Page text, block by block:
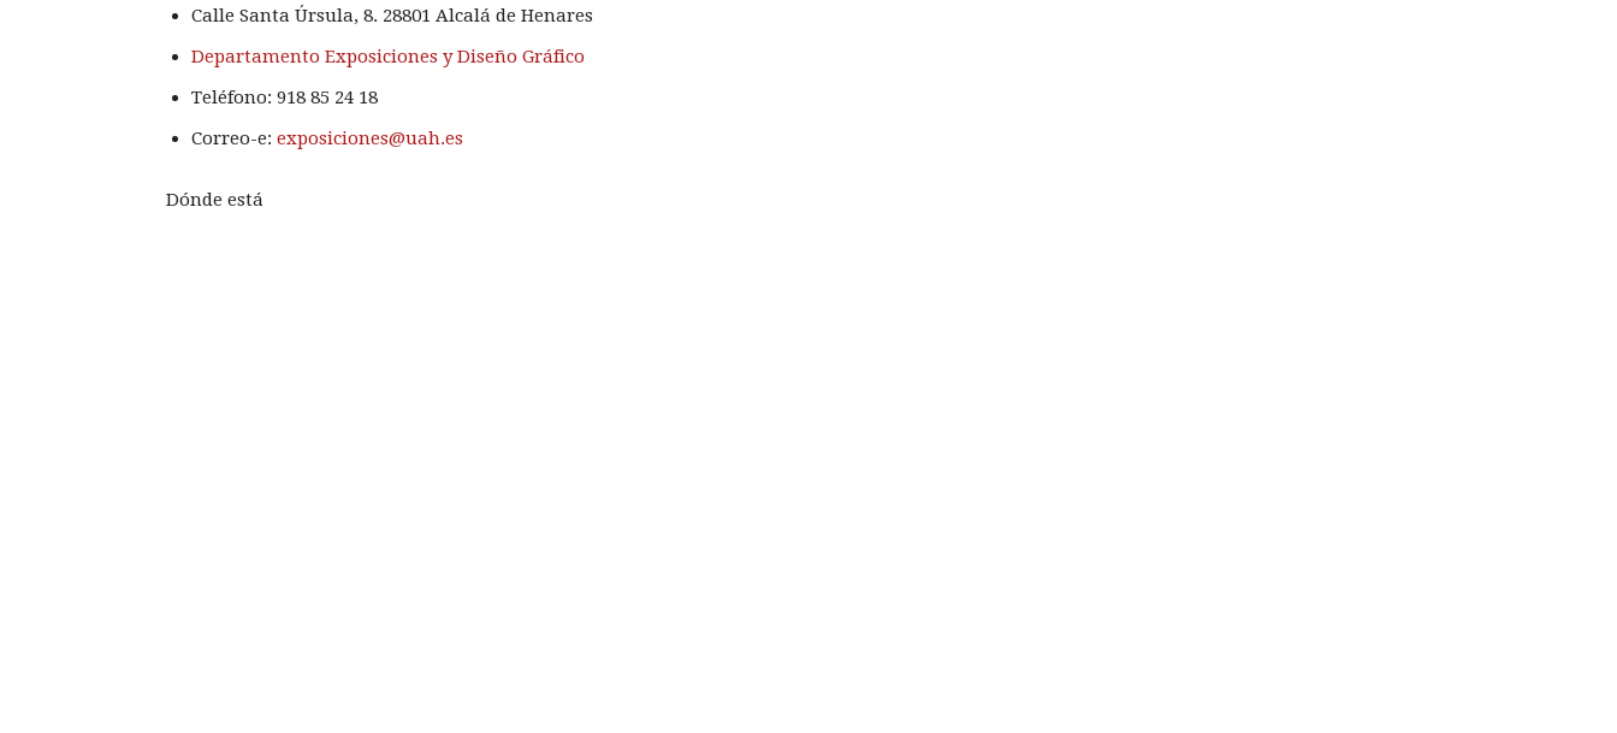
Calle Santa Úrsula, 8. 28801 Alcalá de Henares
Departamento Exposiciones y Diseño Gráfico
Teléfono: 918 85 24 18
Correo-e: exposiciones@uah.es
Dónde está